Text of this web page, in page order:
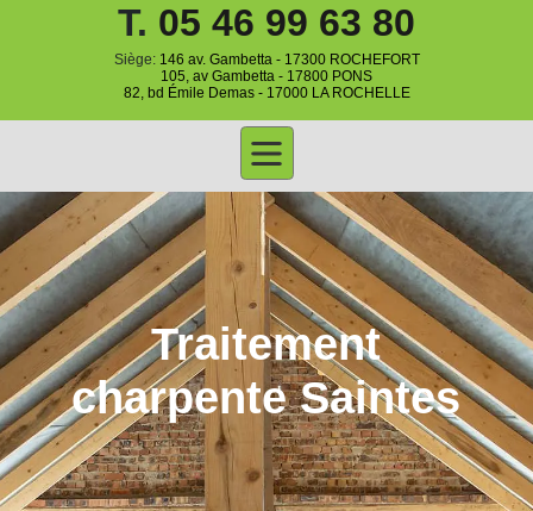
T. 05 46 99 63 80
Siège: 146 av. Gambetta - 17300 ROCHEFORT
105, av Gambetta - 17800 PONS
82, bd Émile Demas - 17000 LA ROCHELLE
Traitement
charpente Saintes